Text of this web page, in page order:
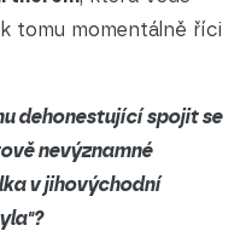
tomu momentálně říci
dehonestující spojit se
nevýznamné
v jihovýchodní